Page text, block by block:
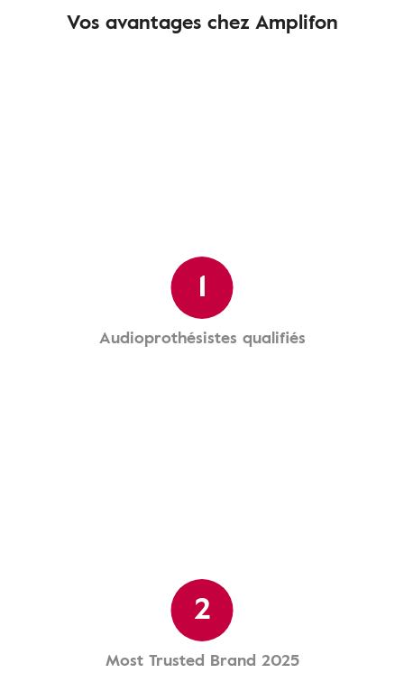
Vos avantages chez Amplifon
1
Audioprothésistes qualifiés
2
Most Trusted Brand 2025